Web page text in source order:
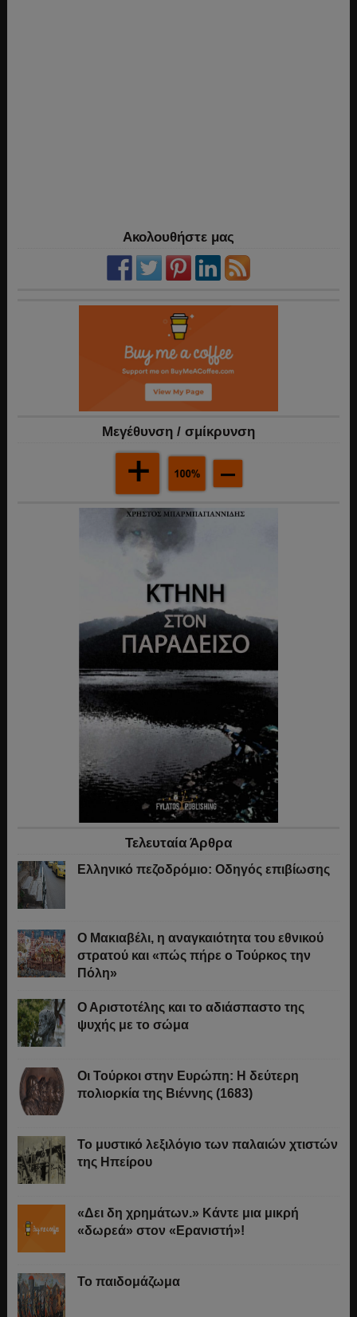
Ακολουθήστε μας
Mεγέθυνση / σμίκρυνση
Τελευταία Άρθρα
Ελληνικό πεζοδρόμιο: Οδηγός επιβίωσης
Ο Μακιαβέλι, η αναγκαιότητα του εθνικού
στρατού και «πώς πήρε ο Τούρκος την
Πόλη»
Ο Αριστοτέλης και το αδιάσπαστο της
ψυχής με το σώμα
Οι Τούρκοι στην Ευρώπη: Η δεύτερη
πολιορκία της Βιέννης (1683)
Το μυστικό λεξιλόγιο των παλαιών χτιστών
της Ηπείρου
«Δει δη χρημάτων.» Κάντε μια μικρή
«δωρεά» στον «Ερανιστή»!
Το παιδομάζωμα